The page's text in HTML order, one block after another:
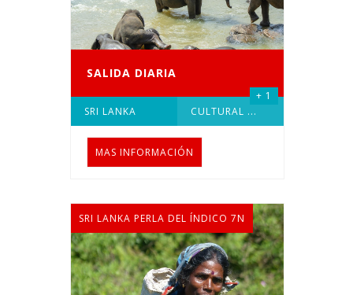
SALIDA DIARIA
SRI LANKA CULTURAL ...
+ 1
MAS INFORMACIÓN
SRI LANKA PERLA DEL ÍNDICO 7N